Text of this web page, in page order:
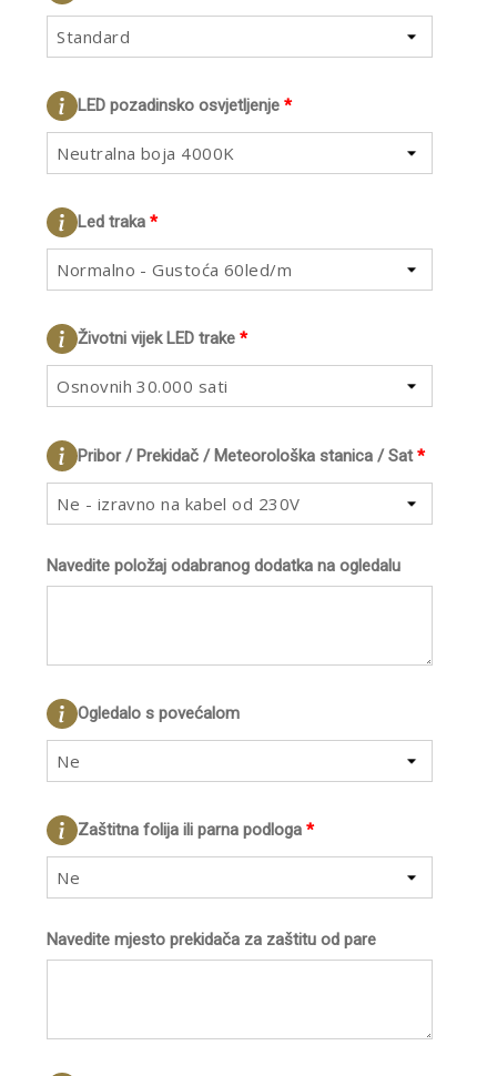
Standard
*
LED pozadinsko osvjetljenje
Neutralna boja 4000K
*
Led traka
Normalno - Gustoća 60led/m
*
Životni vijek LED trake
Osnovnih 30.000 sati
*
Pribor / Prekidač / Meteorološka stanica / Sat
Ne - izravno na kabel od 230V
Navedite položaj odabranog dodatka na ogledalu
Ogledalo s povećalom
Ne
*
Zaštitna folija ili parna podloga
Ne
Navedite mjesto prekidača za zaštitu od pare